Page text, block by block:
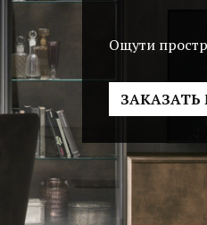
Ощути
ЗАКАЗАТЬ